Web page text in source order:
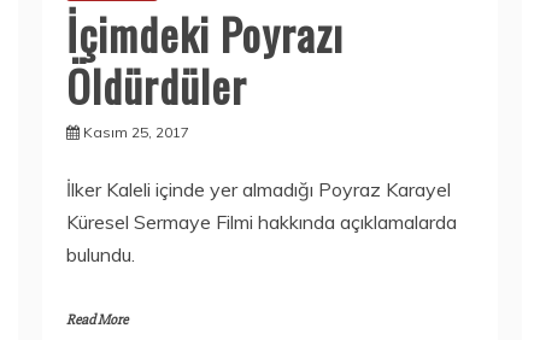
İçimdeki Poyrazı
Öldürdüler
Kasım 25, 2017
İlker Kaleli içinde yer almadığı Poyraz Karayel
Küresel Sermaye Filmi hakkında açıklamalarda
bulundu.
Read More